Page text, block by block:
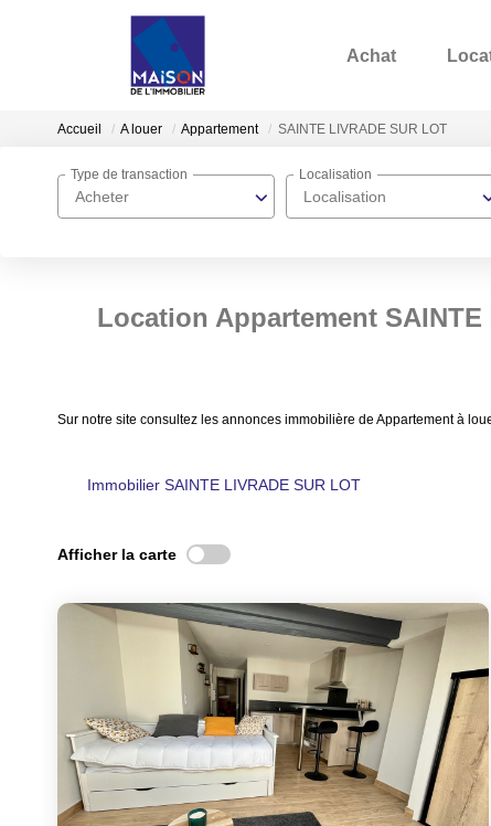
Achat
Accueil A louer Appartement SAINTE LIVRADE SUR LOT
Acheter
Type de transaction
Localisation
Localisation
Location Appartement SAINTE
Sur notre site consultez les annonces immobilière de Appartement à
Immobilier SAINTE LIVRADE SUR LOT
Afficher la carte